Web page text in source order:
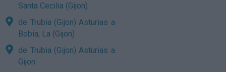
Santa Cecilia (Gijon)
de Trubia (Gijon) Asturias a
Bobia, La (Gijon)
de Trubia (Gijon) Asturias a
Gijon